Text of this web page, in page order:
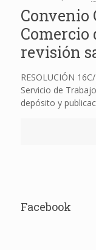
Convenio
Comercio
revisión
RESOLUCIÓN
Servicio de
depósito y
Facebook